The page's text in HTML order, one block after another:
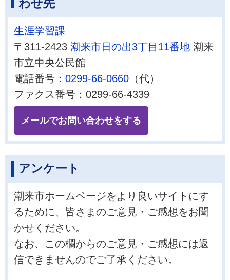
わせ先
生涯学習課
〒311-2423潮来市日の出3丁目11番地 潮来
市立中央公民館
電話番号：0299-66-0660 （代）
ファクス番号：0299-66-4339
メールでお問い合わせをする
アンケート
潮来市ホームページをより良いサイトにす
るために、皆さまのご意見・ご感想をお聞
かせください。
なお、この欄からのご意見・ご感想には返
信できませんのでご了承ください。